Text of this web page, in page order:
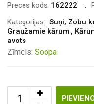
Preces kods: 162222
Kategorijas: Suņi, Zobu
Graužamie kārumi,
avots
Zīmols: Soopa